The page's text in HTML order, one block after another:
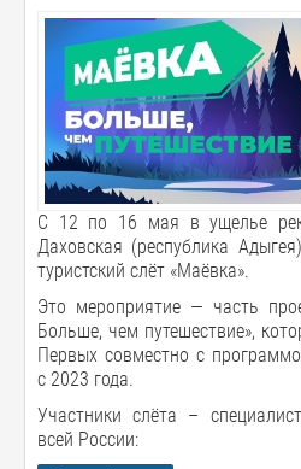
С 12 по 16 мая в ущелье
Даховская (республика
туристский слёт «Маёвка».
Это мероприятие — часть
Больше, чем путешествие»,
Первых совместно с
с 2023 года.
Участники слёта –
всей России: